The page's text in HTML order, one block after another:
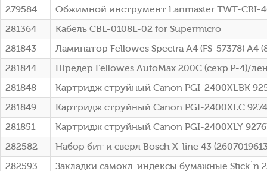
279584
Обжимной инструмент Lanmaster TWT-CRI-
281364
Кабель CBL-0108L-02 for Supermicro
281843
Ламинатор Fellowes Spectra A4 (FS-57378)
281844
Шредер Fellowes AutoMax 200C (секр.P-4)/
281848
Картридж струйный Canon PGI-2400XLBK
281849
Картридж струйный Canon PGI-2400XLC
281851
Картридж струйный Canon PGI-2400XLY
282582
Набор бит и сверл Bosch X-line 43
282593
Закладки самокл. индексы бумажные Stick`n